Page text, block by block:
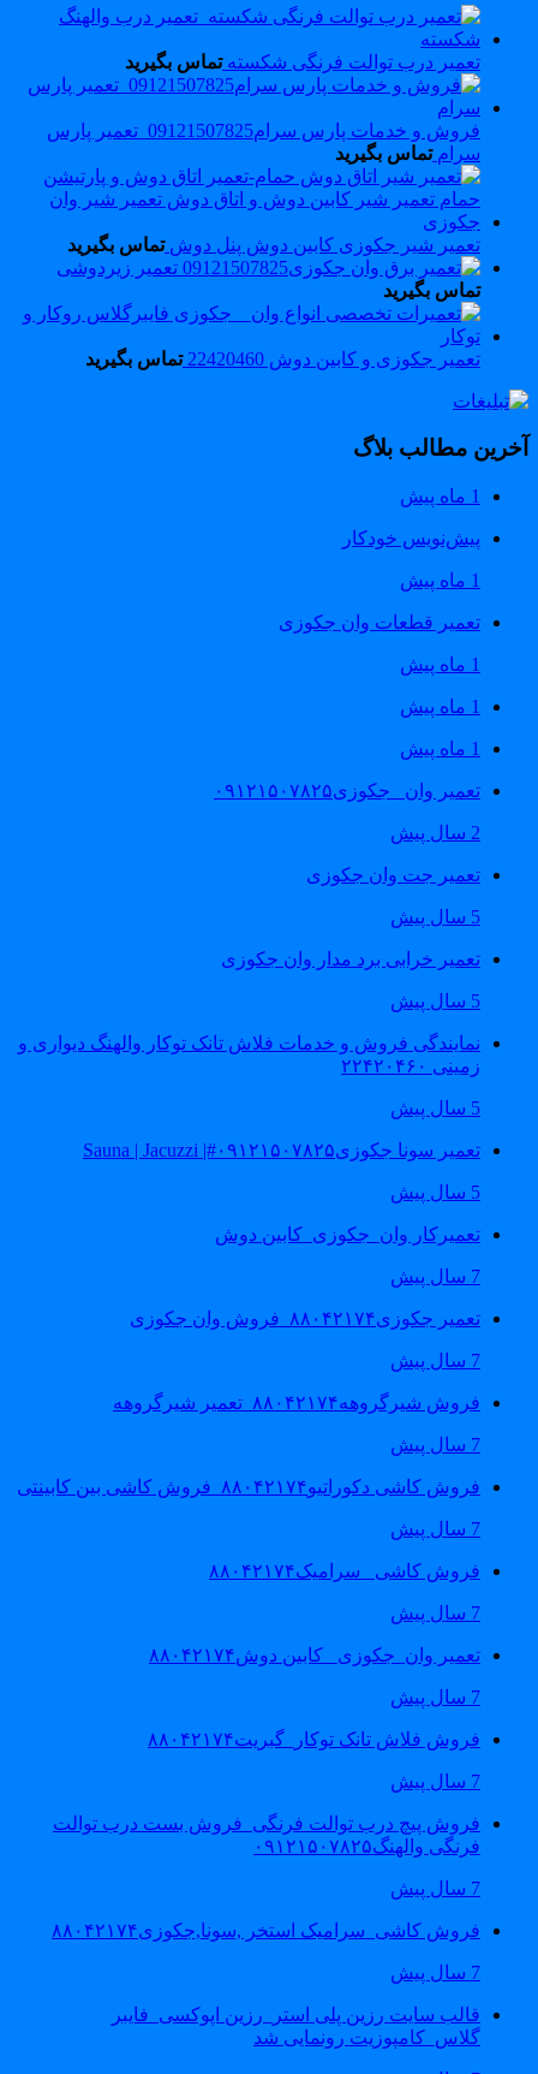
تعمیر درب توالت فرنگی شکسته تماس بگیرید
فروش و خدمات پارس سرام09121507825_تعمیر پارس
سرام تماس بگیرید
تعمیر شیر جکوزی کابین دوش پنل دوش تماس بگیرید
تعمیر زیردوشی
تماس بگیرید
تعمیر جکوزی و کابین دوش 22420460 تماس بگیرید
مطالب بلاگ
1 ماه پیش
پیش‌نویس خودکار
تعمیر قطعات وان جکوزی
1 ماه پیش
1 ماه پیش
تعمیر وان _جکوزی۰۹۱۲۱۵۰۷۸۲۵
تعمیر جت وان جکوزی
تعمیر خرابی برد مدار وان جکوزی
نمایندگی فروش و خدمات فلاش تانک توکار والهنگ دیواری و
زمینی ۲۲۴۲۰۴۶۰
تعمیر سونا جکوزی۰۹۱۲۱۵۰۷۸۲۵#| Sauna | Jacuzzi
تعمیرکار وان_جکوزی_کابین دوش
تعمیر جکوزی۸۸۰۴۲۱۷۴_فروش وان جکوزی
فروش شیرگروهه۸۸۰۴۲۱۷۴_تعمیر شیرگروهه
فروش کاشی دکوراتیو۸۸۰۴۲۱۷۴_فروش کاشی بین کابینتی
فروش کاشی _سرامیک۸۸۰۴۲۱۷۴
تعمیر وان_جکوزی_ کابین دوش۸۸۰۴۲۱۷۴
فروش فلاش تانک توکار_گبریت۸۸۰۴۲۱۷۴
فروش پیچ درب توالت فرنگی_فروش بست درب توالت
فرنگی والهنگ۰۹۱۲۱۵۰۷۸۲۵
فروش کاشی_سرامیک استخر ,سونا,جکوزی۸۸۰۴۲۱۷۴
قالب سایت رزین پلی استر_رزین اپوکسی_فایبر
گلاس_کامپوزیت رونمایی شد